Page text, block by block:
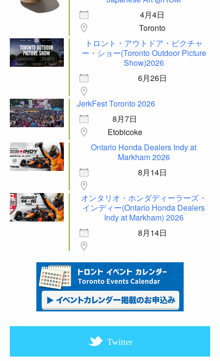
4月4日
Toronto
トロント・アウトドア・ピクチャ
ー・ショー(Toronto Outdoor Picture
Show)2026
6月26日
JerkFest Toronto 2026
8月7日
Etobicoke
Ontario Honda Dealers Indy at
Markham 2026
8月14日
オンタリオ・ホンダディーラーズ・
インディー(Ontario Honda Dealers
Indy at Markham) 2026
8月14日
Twitter